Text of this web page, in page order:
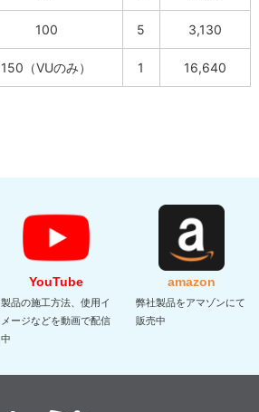
100 5 3,130
150（VUのみ） 1 16,640
YouTube
製品の施工方法、使用イ
メージなどを動画で配信
中
amazon
弊社製品をアマゾンにて
販売中